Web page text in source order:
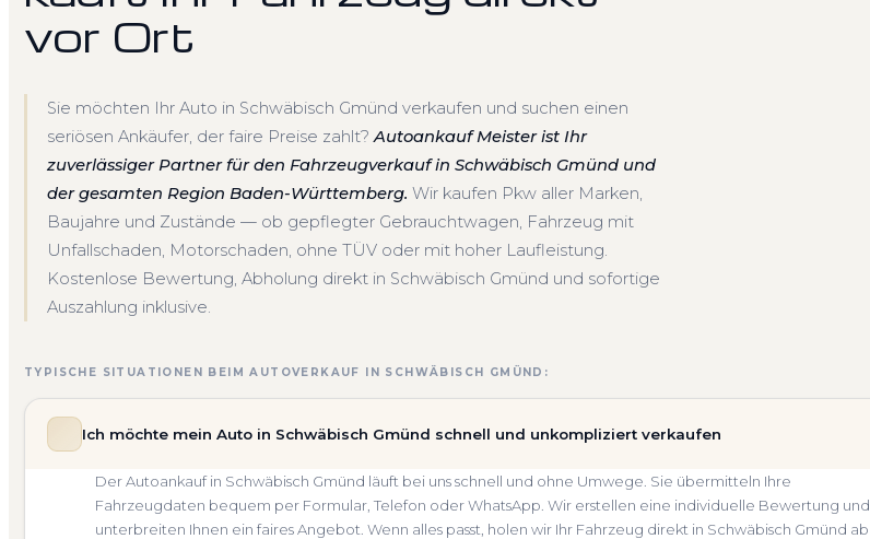
vor Ort
Sie möchten Ihr Auto in Schwäbisch Gmünd verkaufen und suchen einen
seriösen Ankäufer, der faire Preise zahlt?Autoankauf Meister ist Ihr
zuverlässiger Partner für den Fahrzeugverkauf in Schwäbisch Gmünd und
der gesamten Region Baden-Württemberg. Wir kaufen Pkw aller Marken,
Baujahre und Zustände — ob gepflegter Gebrauchtwagen, Fahrzeug mit
Unfallschaden, Motorschaden, ohne TÜV oder mit hoher Laufleistung.
Kostenlose Bewertung, Abholung direkt in Schwäbisch Gmünd und sofortige
Auszahlung inklusive.
TYPISCHE SITUATIONEN BEIM AUTOVERKAUF IN SCHWÄBISCH GMÜND:
Ich möchte mein Auto in Schwäbisch Gmünd schnell und unkompliziert verkaufen
Der Autoankauf in Schwäbisch Gmünd läuft bei uns schnell und ohne Umwege. Sie übermitteln Ihre
Fahrzeugdaten bequem per Formular, Telefon oder WhatsApp. Wir erstellen eine individuelle Bewertung und
unterbreiten Ihnen ein faires Angebot. Wenn alles passt, holen wir Ihr Fahrzeug direkt in Schwäbisch Gmünd ab